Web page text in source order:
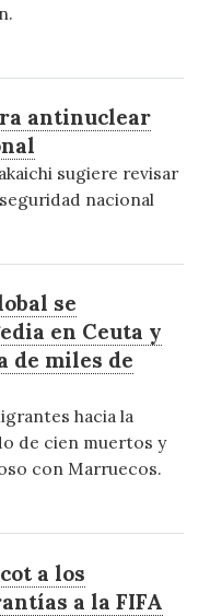
antinuclear
sugiere revisar
nacional
se
en Ceuta y
de miles de
hacia la
de cien muertos y
con Marruecos.
a los
a la FIFA